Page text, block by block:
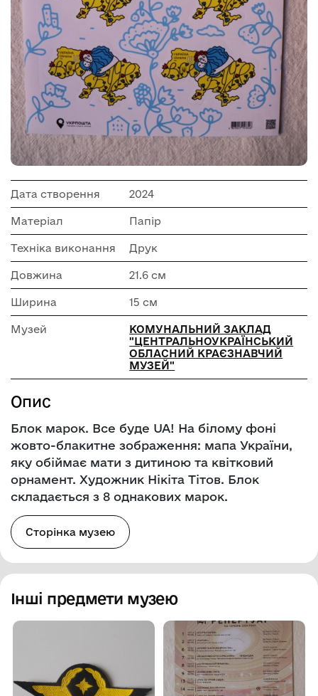
Дата створення 2024
Матеріал Папір
Техніка виконання Друк
Довжина 21.6 см
Ширина 15 см
Музей
КОМУНАЛЬНИЙ ЗАКЛАД
"ЦЕНТРАЛЬНОУКРАЇНСЬКИЙ
ОБЛАСНИЙ КРАЄЗНАВЧИЙ
МУЗЕЙ"
Опис
Блок марок. Все буде UA! На білому фоні
жовто-блакитне зображення: мапа України,
яку обіймає мати з дитиною та квітковий
орнамент. Художник Нікіта Тітов. Блок
складається з 8 однакових марок.
Сторінка музею
Інші предмети музею